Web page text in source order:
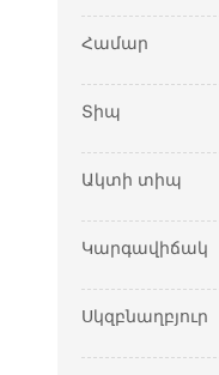
Համար
Տիպ
Ակտի տիպ
Կարգավիճակ
Սկզբնաղբյուր